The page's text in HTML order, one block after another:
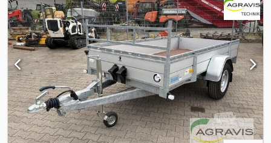
Hapert Cobalt 330c180x80cm parabolarugózással Professzionális
csomagban: alumínium rámpák, lehajtható támaszok, 40/40 fekete
oldalfal-felépítmény billenő funkcióval, szerszámos láda, profi
támasztókerék Számla, feltüntetett ÁFA – Garancia – Utánfutó
kereskedés több mint 35 éve Értékesítés, telefonos
rendelésfelvétel nyitvatartási időben hétfő-péntek Cedpjygvt
Eefx Akaorf továbbá a nap 24 órájában online áruházunkban a
trailer-shop.de oldalon Szerzői jog – Védjegy 2026/02